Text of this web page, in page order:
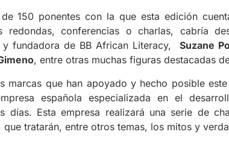
150 ponentes con la que esta edición
redondas, conferencias o charlas, cabría
y fundadora de BB African Literacy, Suzane
, entre otras muchas figuras destacadas
marcas que han apoyado y hecho posible
española especializada en el
días. Esta empresa realizará una serie de
tratarán, entre otros temas, los mitos y